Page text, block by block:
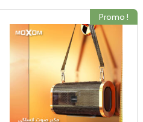
Promo !